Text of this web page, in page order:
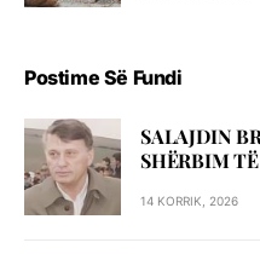
Postime Së Fundi
SALAJDIN
SHЁRBIM
14 KORRIK, 2026